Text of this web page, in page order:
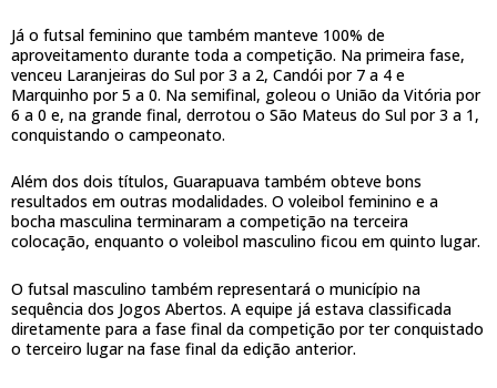
Já o futsal feminino que também manteve 100% de
aproveitamento durante toda a competição. Na primeira fase,
venceu Laranjeiras do Sul por 3 a 2, Candói por 7 a 4 e
Marquinho por 5 a 0. Na semifinal, goleou o União da Vitória por
6 a 0 e, na grande final, derrotou o São Mateus do Sul por 3 a 1,
conquistando o campeonato.
Além dos dois títulos, Guarapuava também obteve bons
resultados em outras modalidades. O voleibol feminino e a
bocha masculina terminaram a competição na terceira
colocação, enquanto o voleibol masculino ficou em quinto lugar.
O futsal masculino também representará o município na
sequência dos Jogos Abertos. A equipe já estava classificada
diretamente para a fase final da competição por ter conquistado
o terceiro lugar na fase final da edição anterior.